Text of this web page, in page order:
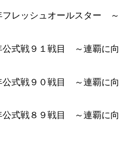
レッシュオールスター ～
式戦９１戦目 ～連覇に向
式戦９０戦目 ～連覇に向
式戦８９戦目 ～連覇に向